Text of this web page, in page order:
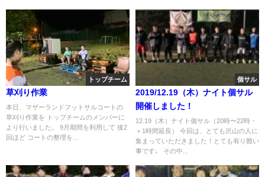
トップチーム
草刈り作業
本日、マザーランドフットサルコートの
草刈り作業を トップチームのメンバーに
より行いました。 9月期間を利用して 後2
回ほど コートの整理を...
個サル
2019/12.19（木）ナイト個サル
開催しました！
12.19（木）ナイト個サル（20時〜22時・
＋1時間延長） 今回は、とても沢山の人に
集まっていただきました！とても有り難い
事です♩ その中...